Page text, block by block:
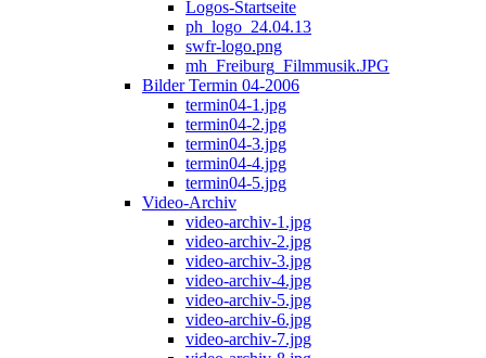
Logos-Startseite
ph_logo_24.04.13
swfr-logo.png
mh_Freiburg_Filmmusik.JPG
Bilder Termin 04-2006
termin04-1.jpg
termin04-2.jpg
termin04-3.jpg
termin04-4.jpg
termin04-5.jpg
Video-Archiv
video-archiv-1.jpg
video-archiv-2.jpg
video-archiv-3.jpg
video-archiv-4.jpg
video-archiv-5.jpg
video-archiv-6.jpg
video-archiv-7.jpg